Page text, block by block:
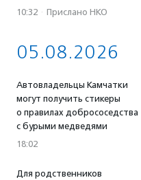
10:32 · Прислано НКО
05.08.2026
Автовладельцы Камчатки
могут получить стикеры
о правилах добрососедства
с бурыми медведями
18:02
Для родственников